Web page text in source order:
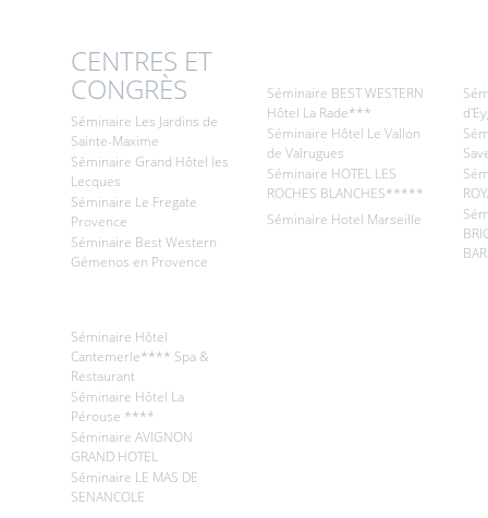
CENTRES ET
CONGRÈS
Séminaire Les Jardins de
Sainte-Maxime
Séminaire Grand Hôtel les
Lecques
Séminaire Le Fregate
Provence
Séminaire Best Western
Gémenos en Provence
Séminaire BEST WESTERN
Hôtel La Rade***
Séminaire Hôtel Le Vallon
de Valrugues
Séminaire HOTEL LES
ROCHES BLANCHES*****
Séminaire Hotel Marseille
Séminaire Hôtel
Cantemerle**** Spa &
Restaurant
Séminaire Hôtel La
Pérouse ****
Séminaire AVIGNON
GRAND HOTEL
Séminaire LE MAS DE
SENANCOLE